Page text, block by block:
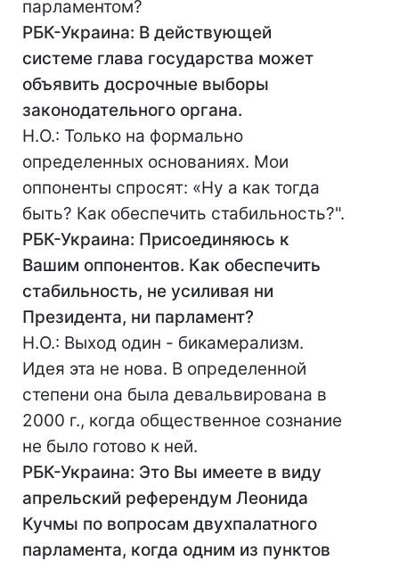
парламентом?
РБК-Украина: В действующей
системе глава государства может
объявить досрочные выборы
законодательного органа.
Н.О.: Только на формально
определенных основаниях. Мои
оппоненты спросят: «Ну а как тогда
быть? Как обеспечить стабильность?".
РБК-Украина: Присоединяюсь к
Вашим оппонентов. Как обеспечить
стабильность, не усиливая ни
Президента, ни парламент?
Н.О.: Выход один - бикамерализм.
Идея эта не нова. В определенной
степени она была девальвирована в
2000 г., когда общественное сознание
не было готово к ней.
РБК-Украина: Это Вы имеете в виду
апрельский референдум Леонида
Кучмы по вопросам двухпалатного
парламента, когда одним из пунктов